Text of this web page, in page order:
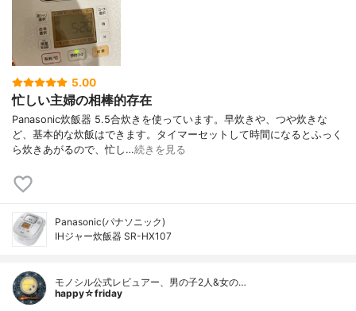
5.00
忙しい主婦の相棒的存在
Panasonic炊飯器 5.5合炊きを使っています。早炊きや、つや炊きな
ど、基本的な炊飯はできます。タイマーセットして時間になるとふっく
ら炊きあがるので、忙し…続きを見る
Panasonic(パナソニック)
IHジャー炊飯器 SR-HX107
モノシル公式レビュアー、男の子2人&女の…
happy☆friday